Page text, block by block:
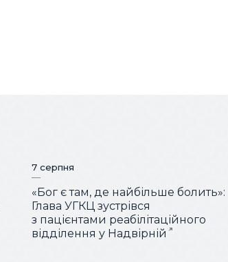
7 серпня
«Бог є там, де найбільше болить»:
Глава УГКЦ зустрівся
з пацієнтами реабілітаційного
відділення у Надвірній